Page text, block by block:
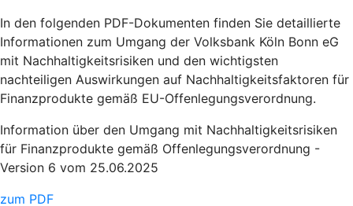
In den folgenden PDF-Dokumenten finden Sie detaillierte
Informationen zum Umgang der Volksbank Köln Bonn eG
mit Nachhaltigkeitsrisiken und den wichtigsten
nachteiligen Auswirkungen auf Nachhaltigkeitsfaktoren für
Finanzprodukte gemäß EU-Offenlegungsverordnung.
Information über den Umgang mit Nachhaltigkeitsrisiken
für Finanzprodukte gemäß Offenlegungsverordnung -
Version 6 vom 25.06.2025
zum PDF